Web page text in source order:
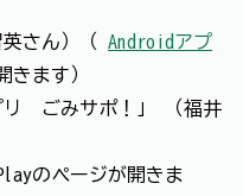
英さん）（ Androidアプ
きます）
リ ごみサポ！」 （福井
のページが開きま